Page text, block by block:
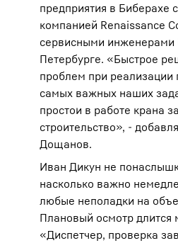
предприятия в Биберахе
компанией Renaissance
сервисными инженерами
Петербурге. «Быстрое
проблем при реализации
самых важных наших
простои в работе крана
строительство», -
Дощанов.
Иван Дикун не
насколько важно
любые неполадки на
Плановый осмотр длится
«Диспетчер, проверка